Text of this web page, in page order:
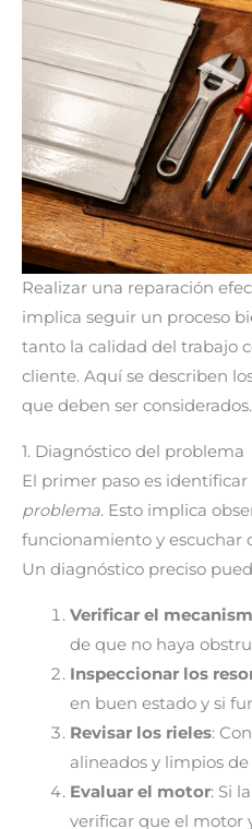
Realizar una reparación
implica seguir un proceso
tanto la calidad del trabajo
cliente. Aquí se describen
que deben ser considerados.
1. Diagnóstico del problema
El primer paso es
problema. Esto implica
funcionamiento y escuchar
Un diagnóstico preciso
Verificar el
de que no haya
Inspeccionar los
en buen estado y si
Revisar los rieles:
alineados y limpios
Evaluar el motor: Si
verificar que el motor